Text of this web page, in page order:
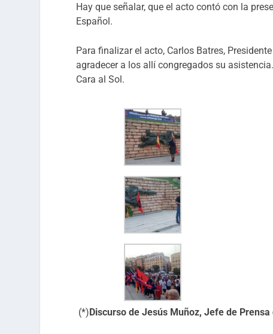
Hay que señalar, que el acto contó con la
Español.
Para finalizar el acto, Carlos Batres,
agradecer a los allí congregados su
Cara al Sol.
(*)Discurso de Jesús Muñoz, Jefe de